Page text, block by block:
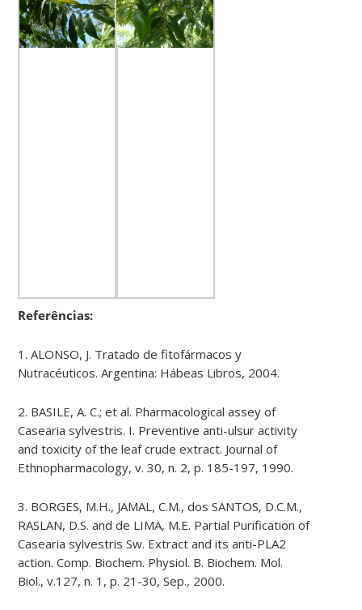
Referências:
1. ALONSO, J. Tratado de fitofármacos y
Nutracéuticos. Argentina: Hábeas Libros, 2004.
2. BASILE, A. C.; et al. Pharmacological assey of
Casearia sylvestris. I. Preventive anti-ulsur activity
and toxicity of the leaf crude extract. Journal of
Ethnopharmacology, v. 30, n. 2, p. 185-197, 1990.
3. BORGES, M.H., JAMAL, C.M., dos SANTOS, D.C.M.,
RASLAN, D.S. and de LIMA, M.E. Partial Purification of
Casearia sylvestris Sw. Extract and its anti-PLA2
action. Comp. Biochem. Physiol. B. Biochem. Mol.
Biol., v.127, n. 1, p. 21-30, Sep., 2000.